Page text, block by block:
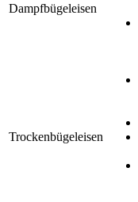
Dampfbügeleisen
Trockenbügeleisen